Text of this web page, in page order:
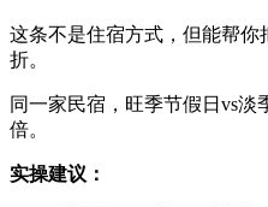
这条不是住宿方式，但能帮
折。
同一家民宿，旺季节假日vs淡
倍。
实操建议：